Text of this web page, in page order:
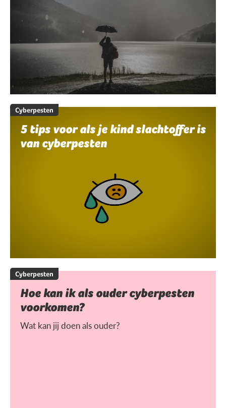
Cyberpesten
5 tips voor als je kind slachtoffer is
van cyberpesten
Cyberpesten
Hoe kan ik als ouder cyberpesten
voorkomen?
Wat kan jij doen als ouder?